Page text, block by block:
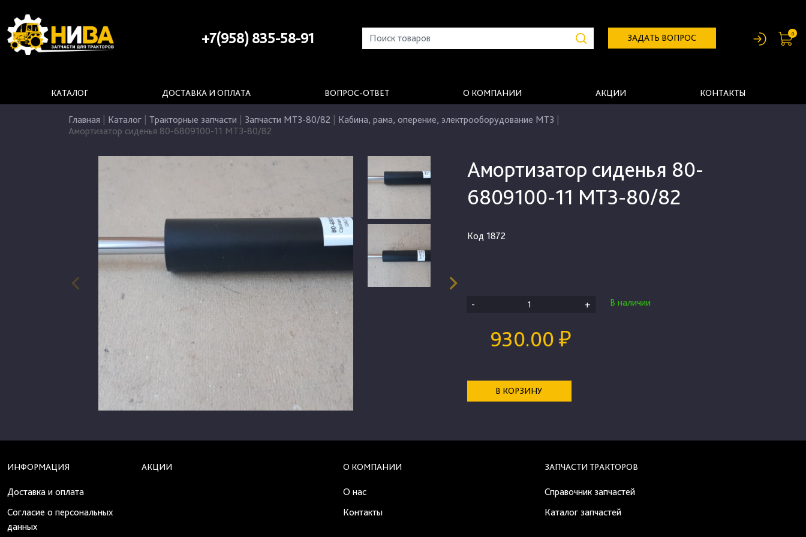
+7(958) 835-58-91 ЗАДАТЬ ВОПРОС 0
КАТАЛОГ ДОСТАВКА И ОПЛАТА ВОПРОС-ОТВЕТ О КОМПАНИИ АКЦИИ КОНТАКТЫ
Главная Каталог Тракторные запчасти Запчасти МТЗ-80/82 Кабина, рама, оперение, электрооборудование МТЗ
Амортизатор сиденья 80-6809100-11 МТЗ-80/82
Амортизатор сиденья 80-
6809100-11 МТЗ-80/82
Код 1872
- + В наличии
930.00 ₽
В КОРЗИНУ
ИНФОРМАЦИЯ
Доставка и оплата
Согласие о персональных
данных
АКЦИИ О КОМПАНИИ
О нас
Контакты
ЗАПЧАСТИ ТРАКТОРОВ
Справочник запчастей
Каталог запчастей